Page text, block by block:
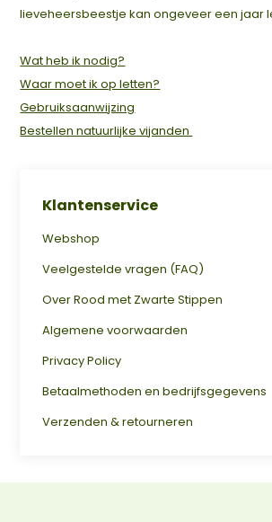
Klantenservice
Webshop
Veelgestelde vragen (FAQ)
Over Rood met Zwarte Stippen
Algemene voorwaarden
Privacy Policy
Betaalmethoden en bedrijfsgegevens
Verzenden & retourneren
lieveheersbeestje kan ongeveer een jaar
Wat heb ik nodig?
Waar moet ik op letten?
Gebruiksaanwijzing
Bestellen natuurlijke vijanden